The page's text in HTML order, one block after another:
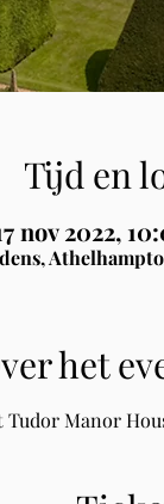
Tijd en
nov 2022,
het
Manor